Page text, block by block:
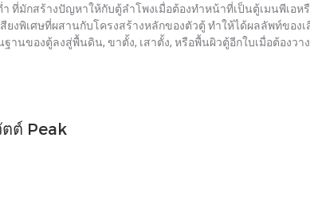
ที่มักสร้างปัญหาให้กับตู้ลำโพงเมื่อต้องทำหน้าที่เป็นตู้เมนพีเอห
งพิเศษที่ผสานกับโครงสร้างหลักของตัวตู้ ทำให้ได้ผลลัพท์ของ
านของตู้ลงสู่พื้นดิน, ขาตั้ง, เสาตั้ง, หรือพื้นผิวตู้อีกใบเมื่อต้องว
ตต์ Peak